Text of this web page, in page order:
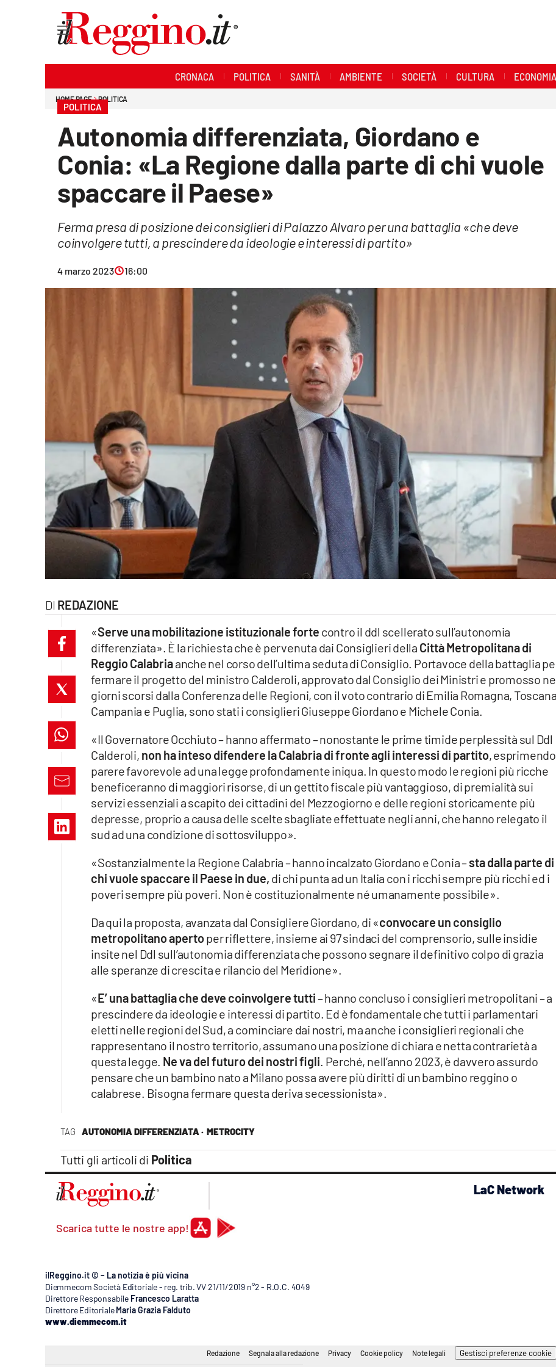
ilvibonese.it
catanzarochannel.it
lacapitalenews.it
Vai
CRONACA POLITICA SANITÀ AMBIENTE SOCIETÀ CULTURA
HOME PAGE POLITICA
POLITICA
Autonomia differenziata, Giordano e
Conia: «La Regione dalla parte di chi vuole
spaccare il Paese»
Ferma presa di posizione dei consiglieri di Palazzo Alvaro per una battaglia «che deve
coinvolgere tutti, a prescindere da ideologie e interessi di partito»
4 marzo 2023 16:00
REDAZIONE
TAG AUTONOMIA DIFFERENZIATA · METROCITY
Tutti gli articoli di Politica
«Serve una mobilitazione istituzionale forte contro il ddl scellerato sull’autonomia
differenziata». È la richiesta che è pervenuta dai Consiglieri della Città Metropolitana di
Reggio Calabriaanche nel corso dell’ultima seduta di Consiglio. Portavoce della battaglia
fermare il progetto del ministro Calderoli, approvato dal Consiglio dei Ministri e promosso
giorni scorsi dalla Conferenza delle Regioni, con il voto contrario di Emilia Romagna,
Campania e Puglia, sono stati i consiglieri Giuseppe Giordano e Michele Conia.
«Il Governatore Occhiuto – hanno affermato – nonostante le prime timide perplessità sul Ddl
Calderoli, non ha inteso difendere la Calabria di fronte agli interessi di partito, esprimendo
parere favorevole ad una legge profondamente iniqua. In questo modo le regioni più ricche
beneficeranno di maggiori risorse, di un gettito fiscale più vantaggioso, di premialità sui
servizi essenziali a scapito dei cittadini del Mezzogiorno e delle regioni storicamente più
depresse, proprio a causa delle scelte sbagliate effettuate negli anni, che hanno relegato il
sud ad una condizione di sottosviluppo».
«Sostanzialmente la Regione Calabria – hanno incalzato Giordano e Conia –sta dalla parte di
chi vuole spaccare il Paese in due, di chi punta ad un Italia con i ricchi sempre più ricchi ed i
poveri sempre più poveri. Non è costituzionalmente né umanamente possibile».
Da qui la proposta, avanzata dal Consigliere Giordano, di «convocare un consiglio
metropolitano apertoper riflettere, insieme ai 97 sindaci del comprensorio, sulle insidie
insite nel Ddl sull’autonomia differenziata che possono segnare il definitivo colpo di grazia
alle speranze di crescita e rilancio del Meridione».
«E’ una battaglia che deve coinvolgere tutti– hanno concluso i consiglieri metropolitani – a
prescindere da ideologie e interessi di partito. Ed è fondamentale che tutti i parlamentari
eletti nelle regioni del Sud, a cominciare dai nostri, ma anche i consiglieri regionali che
rappresentano il nostro territorio, assumano una posizione di chiara e netta contrarietà a
questa legge. Ne va del futuro dei nostri figli. Perché, nell’anno 2023, è davvero assurdo
pensare che un bambino nato a Milano possa avere più diritti di un bambino reggino o
calabrese. Bisogna fermare questa deriva secessionista».
Scarica tutte le nostre app!
LaC Network
ilReggino.it © – La notizia è più vicina
Diemmecom Società Editoriale - reg. trib. VV 21/11/2019 n°2 - R.O.C. 4049
Direttore Responsabile Francesco Laratta
Direttore Editoriale Maria Grazia Falduto
www.diemmecom.it
Redazione Segnala alla redazione Privacy Cookie policy Note legali Gestisci preferenze cookie